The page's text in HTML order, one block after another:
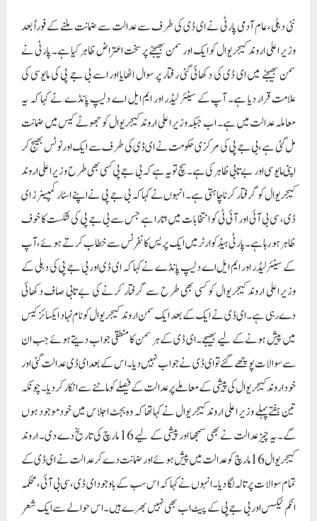
نئی دہلی،عام آدمی پارٹی نے ای ڈی کی طرف سے عدالت سے ضمانت ملنے کے فوراً بعد
وزیر اعلی اروند کیجریوال کو ایک اور سمن بھیجنے پر سخت اعتراض ظاہر کیا ہے۔ پارٹی نے
سمن بھیجنے میں ای ڈی کی دکھائی گئی رفتار پر سوال اٹھایا اور اسے بی جے پی کی مایوسی کی
علامت قرار دیا ہے۔ آپ کے سینئر لیڈر اور ایم ایل اے دلیپ پانڈے نے کہا کہ یہ
معاملہ عدالت میں ہے۔ اب جبکہ وزیر اعلی اروند کیجریوال کو جھوٹے کیس میں ضمانت
مل گئی ہے، بی جے پی کی مرکزی حکومت نے ای ڈی کی طرف سے ایک اور نوٹس بھیج کر
اپنی مایوسی اور بے تابی ظاہر کی ہے۔ سچ تو یہ ہے کہ بی جے پی کسی بھی طرح وزیر اعلی اروند
کیجریوال کو گرفتار کرنا چاہتی ہے۔ انہوں نے کہا کہ بی جے پی نے اپنے اسٹار کمپینرز ای
ڈی، سی بی آئی اور آئی ٹی کو انتخابات میں اتارا ہے جس سے بی جے پی کی شکست کا خوف
ظاہر ہو رہا ہے۔ پارٹی ہیڈکوارٹر میں ایک پریس کانفرنس سے خطاب کرتے ہوئے، آپ
کے سینئر لیڈر اور ایم ایل اے دلیپ پانڈے نے کہا کہ ای ڈی اور بی جے پی کی دہلی کے
وزیر اعلی اروند کیجریوال کو کسی بھی طرح سے گرفتار کرنے کی بے تابی صاف دکھائی
دے رہی ہے۔ ای ڈی نے ایک کے بعد ایک سمن اروند کیجریوال کو نام نہاد ایکسائز کیس
میں پیش ہونے کے لیے بھیجے۔ای ڈی کے ہر سمن کا منطقی جواب دیتے ہوئے جب ان
سے سوالات پوچھے گئے تو ای ڈی نے جواب نہیں دیا۔ اس کے بعد ای ڈی عدالت گئی اور
خود اروند کیجریوال کی پیشی کے معاملے پر عدالت کے فیصلے کو ماننے سے انکار کر دیا۔ چونکہ
تین ہفتے پہلے وزیر اعلی اروند کیجریوال نے کہا تھا کہ وہ بجٹ اجلاس میں خود موجود ہوں
گے۔ یہ چیزعدالت نے بھی سمجھا اور پیشی کے لیے 16 مارچ کی تاریخ دے دی۔ اروند
کیجریوال 16 مارچ کو عدالت میں پیش ہوئے اور ضمانت دے کر عدالت نے ای ڈی کے
تمام سوالات پر تالہ لگا دیا۔انہوں نے کہا کہ اس سب کے باوجود ای ڈی، سی بی آئی، محکمہ
انکم ٹیکس اور بی جے پی کے پیٹ اب بھی نہیں بھرے ہیں۔ اس حوالے سے ایک شعر